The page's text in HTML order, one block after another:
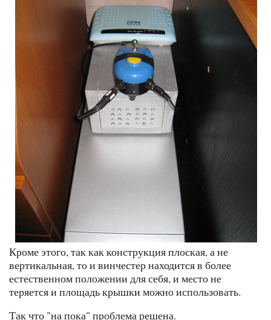
Кроме этого, так как конструкция плоская, а не
вертикальная, то и винчестер находится в более
естественном положении для себя, и место не
теряется и площадь крышки можно использовать.
Так что "на пока" проблема решена.